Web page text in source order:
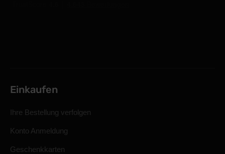
Einkaufen
Ihre Bestellung verfolgen
Konto Anmeldung
Geschenkkarten